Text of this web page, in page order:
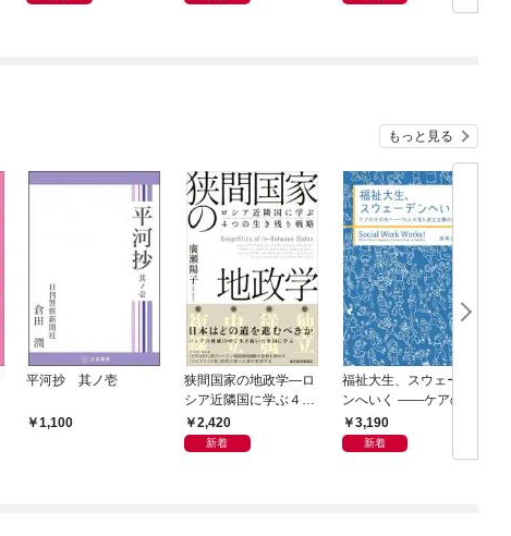
もっと見る
平河抄 其ノ壱
1,100
狭間国家の地政学―ロ
シア近隣国に学ぶ４つ
の生き残り戦略
2,420
新着
福祉大生、スウェーデ
ンへいく ――ケアのそ
の先へ――15人が見た
民主主義の景色――
3,190
新着